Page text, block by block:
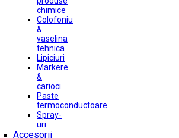
chimice
Colofoniu
&
vaselina
tehnica
Lipiciuri
Markere
&
carioci
Paste
termoconductoare
Spray-
uri
Accesorii